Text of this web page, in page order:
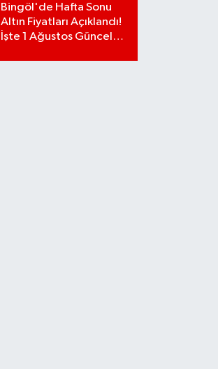
Bingöl'de Hafta Sonu
Altın Fiyatları Açıklandı!
İşte 1 Ağustos Güncel